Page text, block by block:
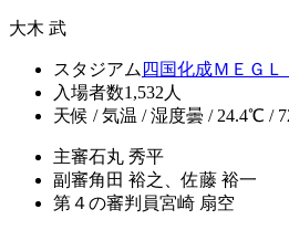
大木 武
スタジアム 四国化成ＭＥＧ
入場者数1,532人
天候 / 気温 / 湿度曇 / 24.4℃ /
主審石丸 秀平
副審角田 裕之、佐藤 裕一
第４の審判員宮崎 扇空